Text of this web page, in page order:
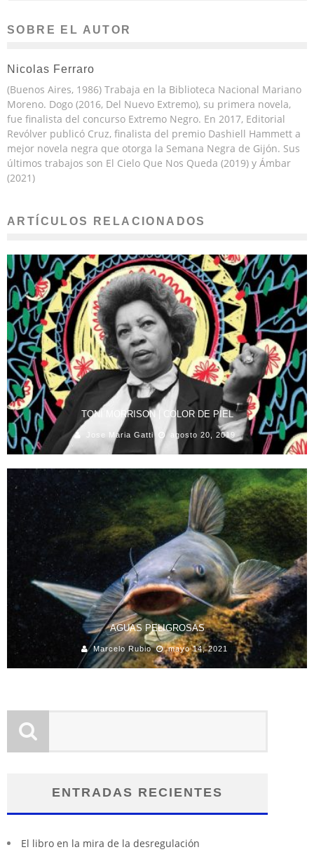
SOBRE EL AUTOR
Nicolas Ferraro
(Buenos Aires, 1986) Trabaja en la Biblioteca Nacional Mariano
Moreno. Dogo (2016, Del Nuevo Extremo), su primera novela,
fue finalista del concurso Extremo Negro. En 2017, Editorial
Revólver publicó Cruz, finalista del premio Dashiell Hammett a
mejor novela negra que otorga la Semana Negra de Gijón. Sus
últimos trabajos son El Cielo Que Nos Queda (2019) y Ámbar
(2021)
ARTÍCULOS RELACIONADOS
TONI MORRISON | COLOR DE PIEL
Jose Maria Gatti agosto 20, 2019
AGUAS PELIGROSAS
Marcelo Rubio mayo 14, 2021
ENTRADAS RECIENTES
El libro en la mira de la desregulación